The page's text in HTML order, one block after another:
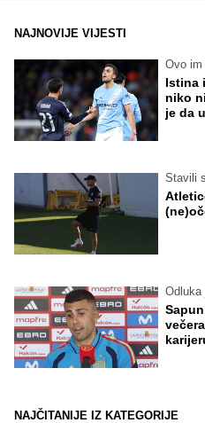
NAJNOVIJE VIJESTI
Ovo im
Istina
niko
je da
Stavili
Odluka
NAJČITANIJE IZ KATEGORIJE